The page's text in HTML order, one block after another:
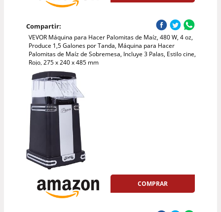
Compartir:
VEVOR Máquina para Hacer Palomitas de Maíz, 480 W, 4 oz,
Produce 1,5 Galones por Tanda, Máquina para Hacer
Palomitas de Maíz de Sobremesa, Incluye 3 Palas, Estilo cine,
Rojo, 275 x 240 x 485 mm
COMPRAR